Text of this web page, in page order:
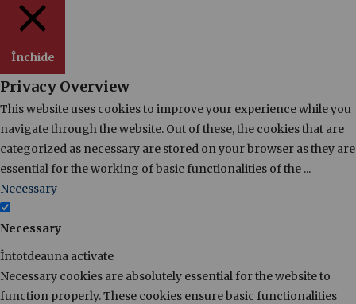
Închide
Privacy Overview
This website uses cookies to improve your experience while you
navigate through the website. Out of these, the cookies that are
categorized as necessary are stored on your browser as they are
essential for the working of basic functionalities of the ...
Necessary
Necessary
Întotdeauna activate
Necessary cookies are absolutely essential for the website to
function properly. These cookies ensure basic functionalities